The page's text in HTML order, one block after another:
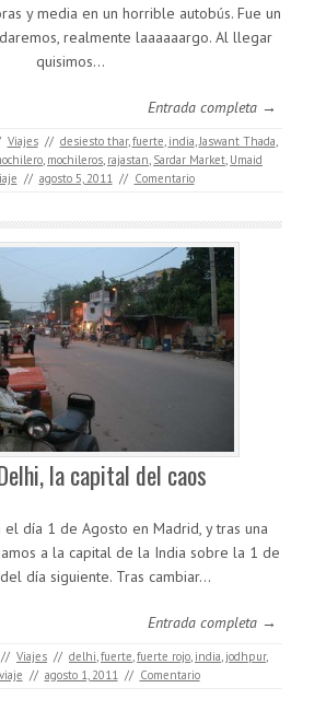
y media en un horrible autobús. Fue un
realmente laaaaaargo. Al llegar
quisimos…
Entrada completa →
Viajes // desiesto thar,fuerte, india,Jaswant Thada,
, mochileros, rajastan, Sardar Market, Umaid
// agosto 5, 2011 // Comentario
la capital del caos
día 1 de Agosto en Madrid, y tras una
a la capital de la India sobre la 1 de
día siguiente. Tras cambiar…
Entrada completa →
// Viajes // delhi,fuerte,fuerte rojo, india, jodhpur,
viaje // agosto 1, 2011 // Comentario